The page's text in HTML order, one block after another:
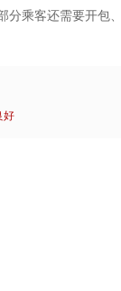
分乘客还需要开
好